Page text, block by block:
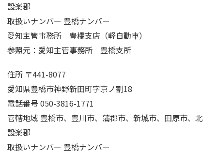
設楽郡
取扱いナンバー 豊橋ナンバー
愛知主管事務所 豊橋支店（軽自動車）
参照元：愛知主管事務所 豊橋支所
住所 〒441-8077
愛知県豊橋市神野新田町字京ノ割18
電話番号 050-3816-1771
管轄地域 豊橋市、豊川市、蒲郡市、新城市、田原市、北
設楽郡
取扱いナンバー 豊橋ナンバー